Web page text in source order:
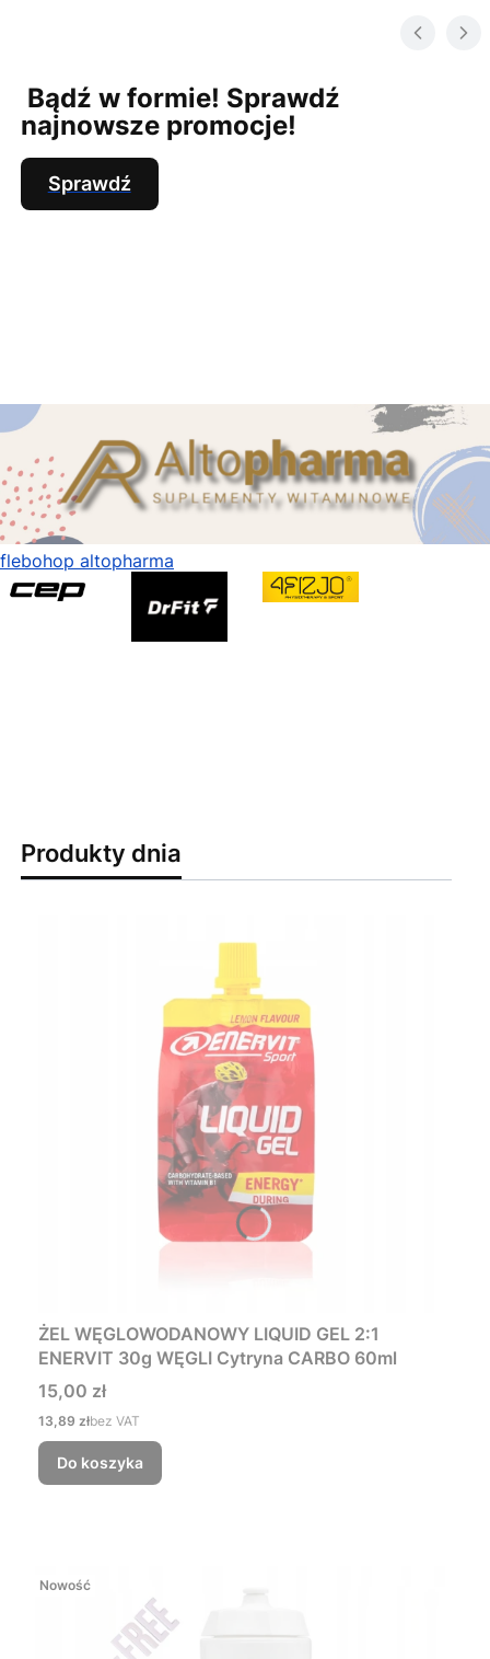
Bądź w formie! Sprawdź
najnowsze promocje!
Sprawdź
flebohop altopharma
Produkty dnia
ŻEL WĘGLOWODANOWY LIQUID GEL 2:1
ENERVIT 30g WĘGLI Cytryna CARBO 60ml
Cena
15,00 zł
Cena
13,89 złbez VAT
Do koszyka
Nowość